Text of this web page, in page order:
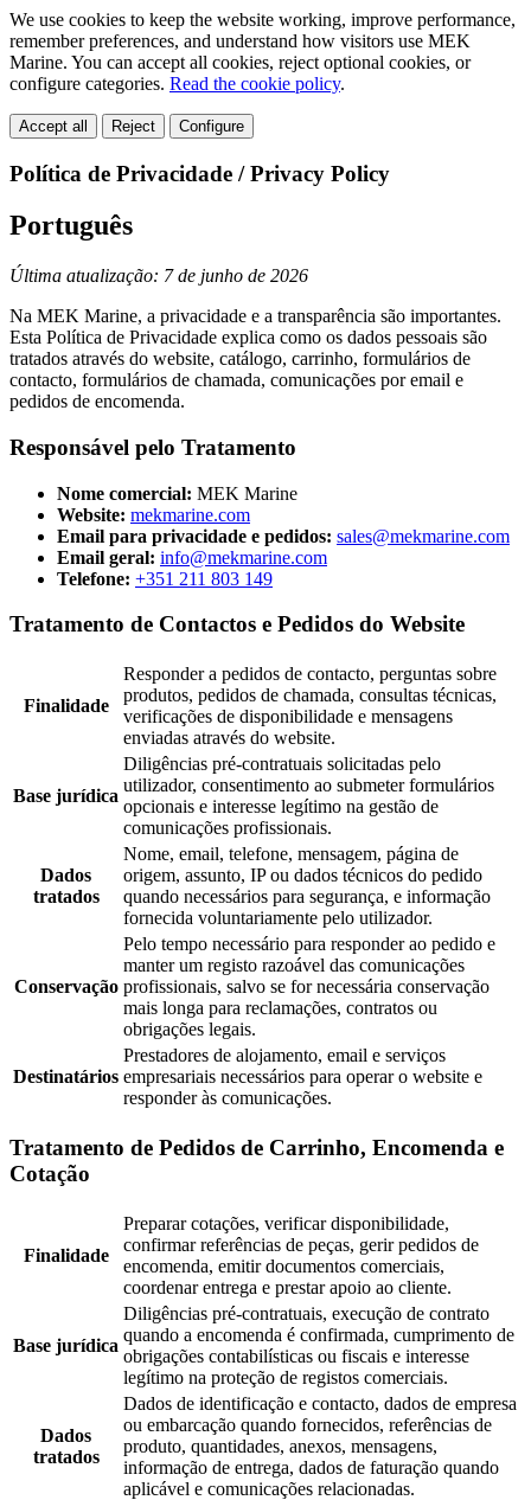
We use cookies to keep the website working, improve performance,
remember preferences, and understand how visitors use MEK
Marine. You can accept all cookies, reject optional cookies, or
configure categories. Read the cookie policy.
Accept all Reject Configure
Política de Privacidade / Privacy Policy
Português
Última atualização: 7 de junho de 2026
Na MEK Marine, a privacidade e a transparência são importantes.
Esta Política de Privacidade explica como os dados pessoais são
tratados através do website, catálogo, carrinho, formulários de
contacto, formulários de chamada, comunicações por email e
pedidos de encomenda.
Responsável pelo Tratamento
Nome comercial: MEK Marine
Website: mekmarine.com
Email para privacidade e pedidos: sales@mekmarine.com
Email geral: info@mekmarine.com
Telefone: +351 211 803 149
Tratamento de Contactos e Pedidos do Website
Finalidade
Responder a pedidos de contacto, perguntas sobre
produtos, pedidos de chamada, consultas técnicas,
verificações de disponibilidade e mensagens
enviadas através do website.
Base jurídica
Diligências pré-contratuais solicitadas pelo
utilizador, consentimento ao submeter formulários
opcionais e interesse legítimo na gestão de
comunicações profissionais.
Dados
tratados
Nome, email, telefone, mensagem, página de
origem, assunto, IP ou dados técnicos do pedido
quando necessários para segurança, e informação
fornecida voluntariamente pelo utilizador.
Conservação
Pelo tempo necessário para responder ao pedido e
manter um registo razoável das comunicações
profissionais, salvo se for necessária conservação
mais longa para reclamações, contratos ou
obrigações legais.
Destinatários
Prestadores de alojamento, email e serviços
empresariais necessários para operar o website e
responder às comunicações.
Tratamento de Pedidos de Carrinho, Encomenda e
Cotação
Finalidade
Preparar cotações, verificar disponibilidade,
confirmar referências de peças, gerir pedidos de
encomenda, emitir documentos comerciais,
coordenar entrega e prestar apoio ao cliente.
Base jurídica
Diligências pré-contratuais, execução de contrato
quando a encomenda é confirmada, cumprimento de
obrigações contabilísticas ou fiscais e interesse
legítimo na proteção de registos comerciais.
Dados
tratados
Dados de identificação e contacto, dados de empresa
ou embarcação quando fornecidos, referências de
produto, quantidades, anexos, mensagens,
informação de entrega, dados de faturação quando
aplicável e comunicações relacionadas.